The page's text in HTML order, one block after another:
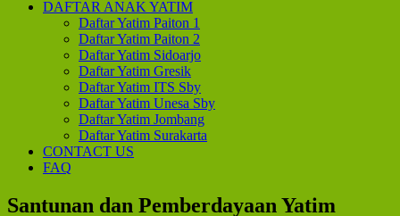
DAFTAR ANAK YATIM
Daftar Yatim Paiton 1
Daftar Yatim Paiton 2
Daftar Yatim Sidoarjo
Daftar Yatim Gresik
Daftar Yatim ITS Sby
Daftar Yatim Unesa Sby
Daftar Yatim Jombang
Daftar Yatim Surakarta
CONTACT US
FAQ
Santunan dan Pemberdayaan Yatim